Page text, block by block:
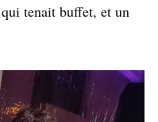
qui tenait buffet, et un